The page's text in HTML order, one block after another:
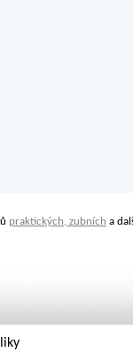
praktických, zubních a